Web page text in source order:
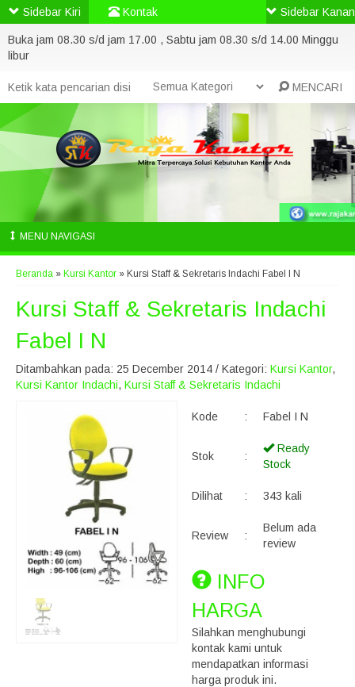
Buka jam 08.30 s/d jam 17.00 , Sabtu jam 08.30 s/d 14.00 Minggu
libur
MENCARI
MENU NAVIGASI
Beranda » Kursi Kantor » Kursi Staff & Sekretaris Indachi Fabel I N
Kursi Staff & Sekretaris Indachi
Fabel I N
Ditambahkan pada: 25 December 2014 / Kategori: Kursi Kantor,
Kursi Kantor Indachi, Kursi Staff & Sekretaris Indachi
Kode : Fabel I N
Stok :
Ready
Stock
Dilihat : 343 kali
Review :
Belum ada
review
INFO
HARGA
Silahkan menghubungi
kontak kami untuk
mendapatkan informasi
harga produk ini.
Sidebar Kiri Kontak Sidebar Kanan